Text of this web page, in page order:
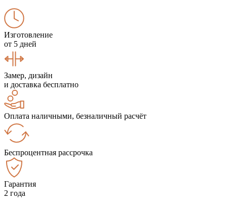
Изготовление
от 5 дней
Замер, дизайн
и доставка бесплатно
Оплата наличными, безналичный расчёт
Беспроцентная рассрочка
Гарантия
2 года